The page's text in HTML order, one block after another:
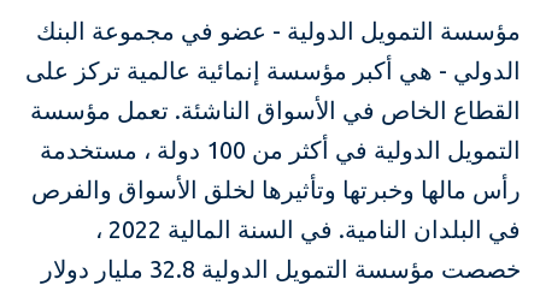
مؤسسة التمويل الدولية - عضو في مجموعة البنك
الدولي - هي أكبر مؤسسة إنمائية عالمية تركز على
القطاع الخاص في الأسواق الناشئة. تعمل مؤسسة
التمويل الدولية في أكثر من 100 دولة ، مستخدمة
رأس مالها وخبرتها وتأثيرها لخلق الأسواق والفرص
في البلدان النامية. في السنة المالية 2022 ،
خصصت مؤسسة التمويل الدولية 32.8 مليار دولار